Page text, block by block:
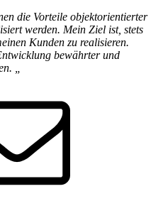
die Vorteile objektorientierter
werden. Mein Ziel ist, stets
Kunden zu realisieren.
bewährter und
„